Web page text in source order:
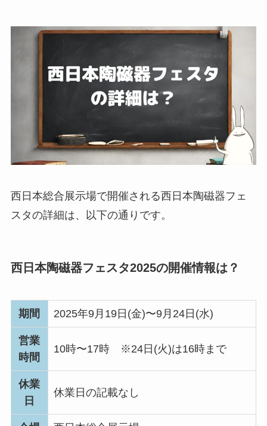
西日本総合展示場で開催される西日本陶磁器フェ
スタの詳細は、以下の通りです。
西日本陶磁器フェスタ2025の開催情報は？
期間 2025年9月19日(金)〜9月24日(水)
営業
時間
10時〜17時 ※24日(火)は16時まで
休業
日
休業日の記載なし